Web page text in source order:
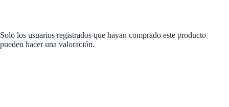
Solo los usuarios registrados que hayan comprado este producto
pueden hacer una valoración.